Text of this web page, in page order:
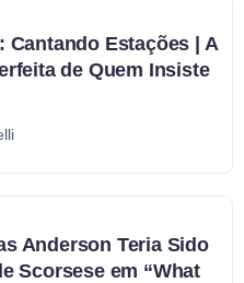
Cantando Estações | A
de Quem Insiste
Anderson Teria Sido
Scorsese em “What